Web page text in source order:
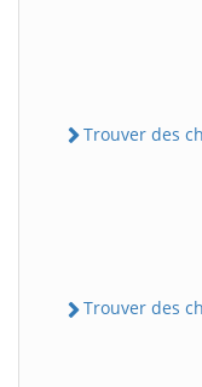
Trouver des
Trouver des